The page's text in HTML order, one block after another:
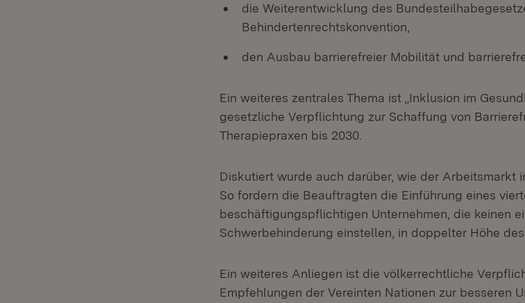
die Weiterentwicklung des
Behindertenrechtskonvention,
den Ausbau barrierefreier Mobilität und
Ein weiteres zentrales Thema ist „Inklusion im
gesetzliche Verpflichtung zur Schaffung von
Therapiepraxen bis 2030.
Diskutiert wurde auch darüber, wie der Arbeitsmarkt
So fordern die Beauftragten die Einführung eines
beschäftigungspflichtigen Unternehmen, die keinen
Schwerbehinderung einstellen, in doppelter Höhe
Ein weiteres Anliegen ist die völkerrechtliche
Empfehlungen der Vereinten Nationen zur besseren